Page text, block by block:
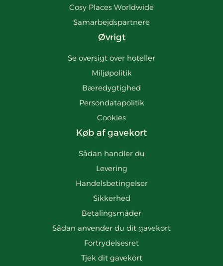
Cosy Places Worldwide
Samarbejdspartnere
Øvrigt
Se oversigt over hoteller
Miljøpolitik
Bæredygtighed
Persondatapolitik
Cookies
Køb af gavekort
Sådan handler du
Levering
Handelsbetingelser
Sikkerhed
Betalingsmåder
Sådan anvender du dit gavekort
Fortrydelsesret
Tjek dit gavekort